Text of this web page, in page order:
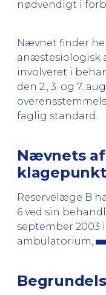
nødvendigt i
Nævnet finder
anæstesiologisk
involveret i
den 2., 3. og 7.
faglig standard.
Nævnets
klagepunkt
Reservelæge B
6 ved sin
september
ambulatorium,